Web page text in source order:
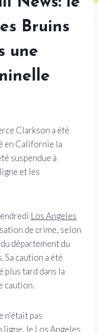
Bruins
une
Clarkson a été
en Californie la
suspendue à
et les
Los Angeles
de crime, selon
département du
Sa caution a été
plus tard dans la
caution.
n'était pas
ligne, le Los Angeles